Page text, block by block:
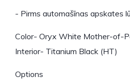
- Pirms automašīnas apskates
Color- Oryx White Mother-of-
Interior- Titanium Black (HT)
Options